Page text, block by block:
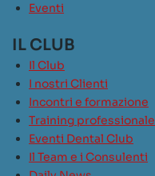
Eventi
IL CLUB
Il Club
I nostri Clienti
Incontri e formazione
Training professionale
Eventi Dental Club
Il Team e i Consulenti